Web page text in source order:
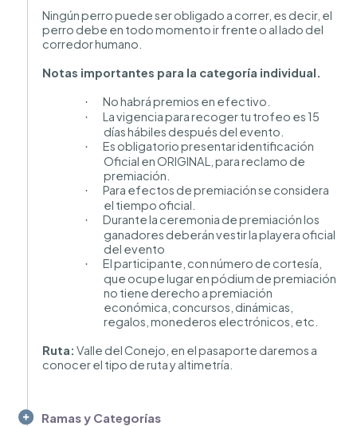
Ningún perro puede ser obligado a correr, es decir, el
perro debe en todo momento ir frente o al lado del
corredor humano.
Notas importantes para la categoría individual.
· No habrá premios en efectivo.
·
La vigencia para recoger tu trofeo es 15
días hábiles después del evento.
·
Es obligatorio presentar identificación
Oficial en ORIGINAL, para reclamo de
premiación.
·
Para efectos de premiación se considera
el tiempo oficial.
·
Durante la ceremonia de premiación los
ganadores deberán vestir la playera oficial
del evento
·
El participante, con número de cortesía,
que ocupe lugar en pódium de premiación
no tiene derecho a premiación
económica, concursos, dinámicas,
regalos, monederos electrónicos, etc.
Ruta: Valle del Conejo, en el pasaporte daremos a
conocer el tipo de ruta y altimetría.
Ramas y Categorías